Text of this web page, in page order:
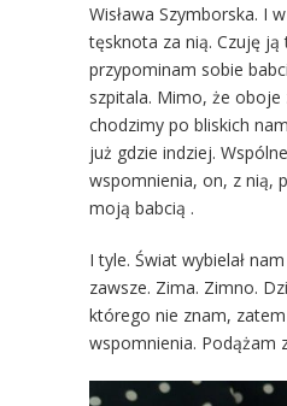
Wisława Szymborska. I
tęsknota za nią. Czuję ją
przypominam sobie
szpitala. Mimo, że oboje
chodzimy po bliskich
już gdzie indziej.
wspomnienia, on, z nią,
moją babcią .
I tyle. Świat wybielał
zawsze. Zima. Zimno.
którego nie znam, zatem
wspomnienia. Podążam